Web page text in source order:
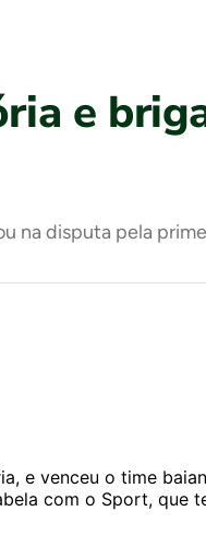
e
na disputa pela
e venceu o time
com o Sport, que